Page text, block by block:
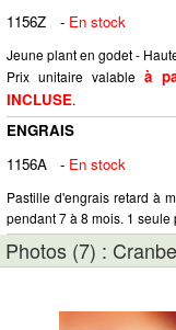
1156Z - En stock
Jeune plant en godet -
Prix unitaire valable à
INCLUSE.
ENGRAIS
1156A
- En stock
Pastille d'engrais retard à
pendant 7 à 8 mois. 1 seule
Photos (7) :